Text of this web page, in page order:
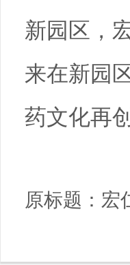
新园区，
来在新园
药文化再
原标题： 宏